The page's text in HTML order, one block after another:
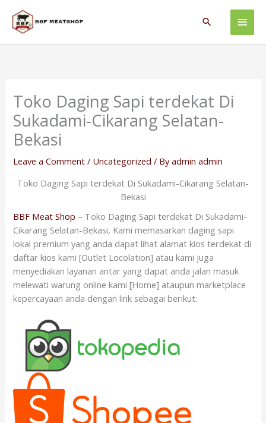
content
Main
Search
Toko Daging Sapi terdekat Di
Sukadami-Cikarang Selatan-
Bekasi
Leave a Comment / Uncategorized / Byadmin admin
Toko Daging Sapi terdekat Di Sukadami-Cikarang Selatan-
Bekasi
BBF Meat Shop – Toko Daging Sapi terdekat Di Sukadami-
Cikarang Selatan-Bekasi, Kami memasarkan daging sapi
lokal premium yang anda dapat lihat alamat kios terdekat di
daftar kios kami [Outlet Locolation] atau kami juga
menyediakan layanan antar yang dapat anda jalan masuk
melewati warung online kami [Home] ataupun marketplace
kepercayaan anda dengan link sebagai berikut: